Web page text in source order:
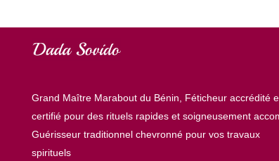
purifier
Grand Maître Marabout du Bénin, Féticheur accrédité
certifié pour des rituels rapides et soigneusement
Guérisseur traditionnel chevronné pour vos travaux
spirituels